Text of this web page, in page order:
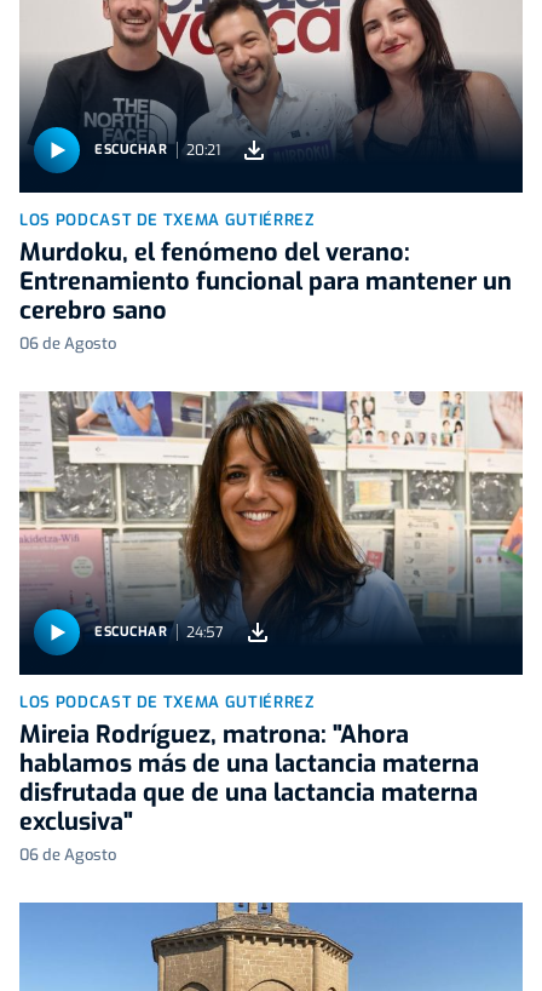
ESCUCHAR 20:21
LOS PODCAST DE TXEMA GUTIÉRREZ
Murdoku, el fenómeno del verano:
Entrenamiento funcional para mantener un
cerebro sano
06 de Agosto
ESCUCHAR 24:57
LOS PODCAST DE TXEMA GUTIÉRREZ
Mireia Rodríguez, matrona: "Ahora
hablamos más de una lactancia materna
disfrutada que de una lactancia materna
exclusiva"
06 de Agosto